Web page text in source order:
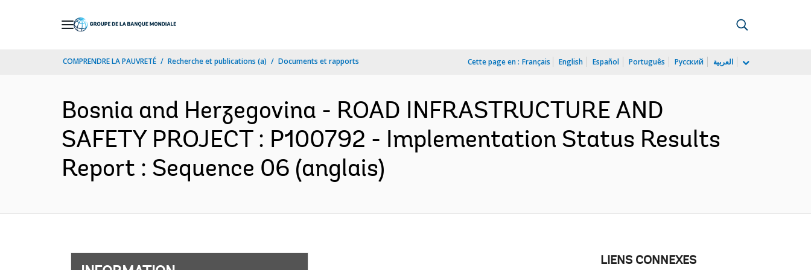
COMPRENDRE LA PAUVRETÉ Recherche et publications (a) Documents et rapports Cette page en : Français English Español Português Русский العربية
Bosnia and Herzegovina - ROAD INFRASTRUCTURE AND
SAFETY PROJECT : P100792 - Implementation Status Results
Report : Sequence 06 (anglais)
LIENS CONNEXES